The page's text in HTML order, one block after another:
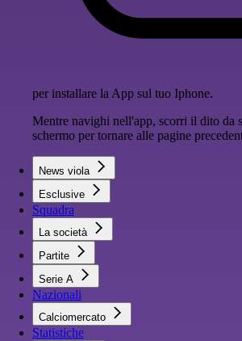
per installare la App sul tuo Iphone.
Mentre navighi nell'app, scorri il dito da
schermo per tornare alle pagine
News viola
Esclusive
Squadra
La società
Partite
Serie A
Nazionali
Calciomercato
Statistiche